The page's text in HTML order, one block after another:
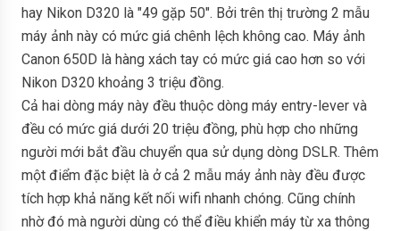
hay Nikon D320 là "49 gặp 50". Bởi trên thị trường 2 mẫu
máy ảnh này có mức giá chênh lệch không cao. Máy ảnh
Canon 650D là hàng xách tay có mức giá cao hơn so với
Nikon D320 khoảng 3 triệu đồng.
Cả hai dòng máy này đều thuộc dòng máy entry-lever và
đều có mức giá dưới 20 triệu đồng, phù hợp cho những
người mới bắt đầu chuyển qua sử dụng dòng DSLR. Thêm
một điểm đặc biệt là ở cả 2 mẫu máy ảnh này đều được
tích hợp khả năng kết nối wifi nhanh chóng. Cũng chính
nhờ đó mà người dùng có thể điều khiển máy từ xa thông